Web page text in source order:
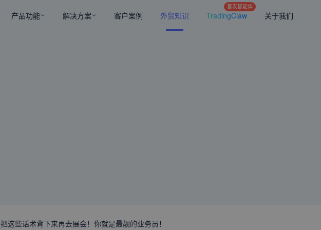
产品功能 解决方案 客户案例 外贸知识 TradingClaw
首发智能体
关于我们
把这些话术背下来再去展会！你就是最靓的业务员！